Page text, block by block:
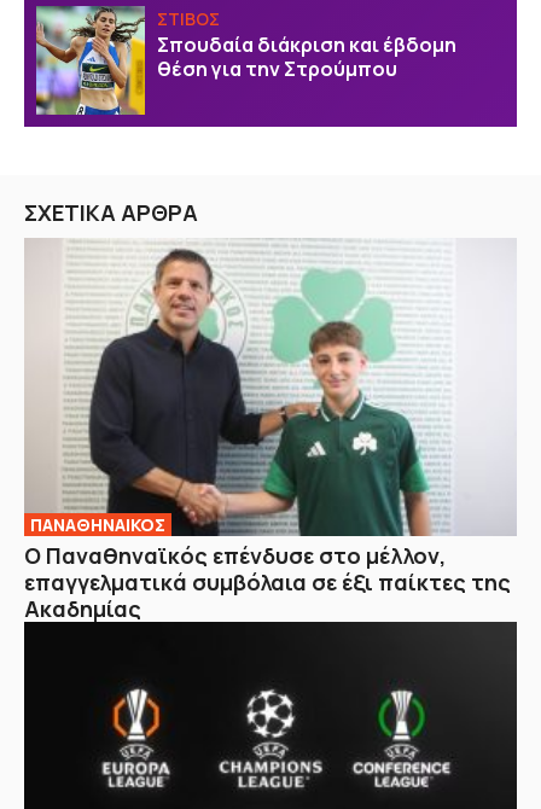
ΣΤΙΒΟΣ
Σπουδαία διάκριση και έβδομη
θέση για την Στρούμπου
ΣΧΕΤΙΚΑ ΑΡΘΡΑ
ΠΑΝΑΘΗΝΑΙΚΟΣ
Ο Παναθηναϊκός επένδυσε στο μέλλον,
επαγγελματικά συμβόλαια σε έξι παίκτες της
Ακαδημίας